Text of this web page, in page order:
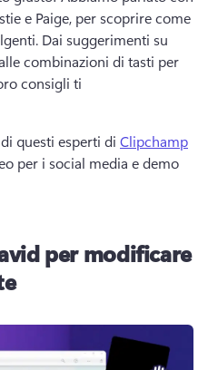
e Paige, per scoprire come
Dai suggerimenti su
combinazioni di tasti per
consigli ti
questi esperti di Clipchamp
per i social media e demo
per modificare